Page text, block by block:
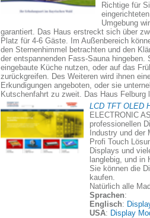
Richtige für
Umgebung
garantiert. Das Haus erstreckt sich über
Platz für 4-6 Gäste. Im Außenbereich
den Sternenhimmel betrachten und den
der entspannenden Fass-Sauna hingeben.
eingebaute Küche nutzen, oder auf das
zurückgreifen. Des Weiteren wird ihnen
Erkundigungen angeboten, oder sie
Kutschenfahrt zu zweit. Das Haus Felburg
LCD TFT OLED
ELECTRONIC
professionellen
Industry und der
Profi Touch
Displays und
langlebig, und in
Sie können die
kaufen.
Natürlich alle
Sprachen:
Englisch:
USA: Display